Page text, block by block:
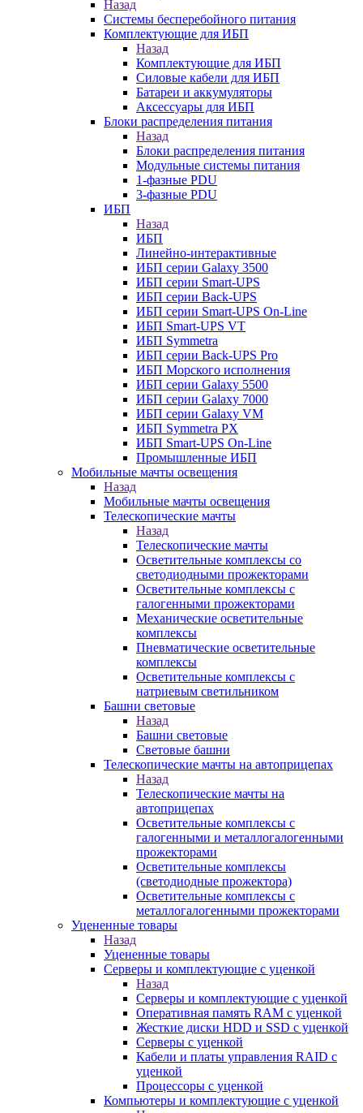
Назад
Системы бесперебойного питания
Комплектующие для ИБП
Назад
Комплектующие для ИБП
Силовые кабели для ИБП
Батареи и аккумуляторы
Аксессуары для ИБП
Блоки распределения питания
Назад
Блоки распределения питания
Модульные системы питания
1-фазные PDU
3-фазные PDU
ИБП
Назад
ИБП
Линейно-интерактивные
ИБП серии Galaxy 3500
ИБП серии Smart-UPS
ИБП серии Back-UPS
ИБП серии Smart-UPS On-Line
ИБП Smart-UPS VT
ИБП Symmetra
ИБП серии Back-UPS Pro
ИБП Морского исполнения
ИБП серии Galaxy 5500
ИБП серии Galaxy 7000
ИБП серии Galaxy VM
ИБП Symmetra PX
ИБП Smart-UPS On-Line
Промышленные ИБП
Мобильные мачты освещения
Назад
Мобильные мачты освещения
Телескопические мачты
Назад
Телескопические мачты
Осветительные комплексы со
светодиодными прожекторами
Осветительные комплексы с
галогенными прожекторами
Механические осветительные
комплексы
Пневматические осветительные
комплексы
Осветительные комплексы с
натриевым светильником
Башни световые
Назад
Башни световые
Световые башни
Телескопические мачты на автоприцепах
Назад
Телескопические мачты на
автоприцепах
Осветительные комплексы с
галогенными и металлогалогенными
прожекторами
Осветительные комплексы
(светодиодные прожектора)
Осветительные комплексы с
металлогалогенными прожекторами
Уцененные товары
Назад
Уцененные товары
Серверы и комплектующие с уценкой
Назад
Серверы и комплектующие с уценкой
Оперативная память RAM с уценкой
Жесткие диски HDD и SSD с уценкой
Серверы с уценкой
Кабели и платы управления RAID с
уценкой
Процессоры с уценкой
Компьютеры и комплектующие с уценкой